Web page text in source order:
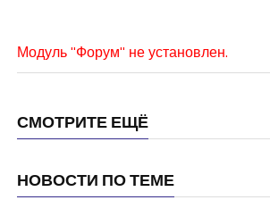
Модуль "Форум" не установлен.
СМОТРИТЕ ЕЩЁ
НОВОСТИ ПО ТЕМЕ